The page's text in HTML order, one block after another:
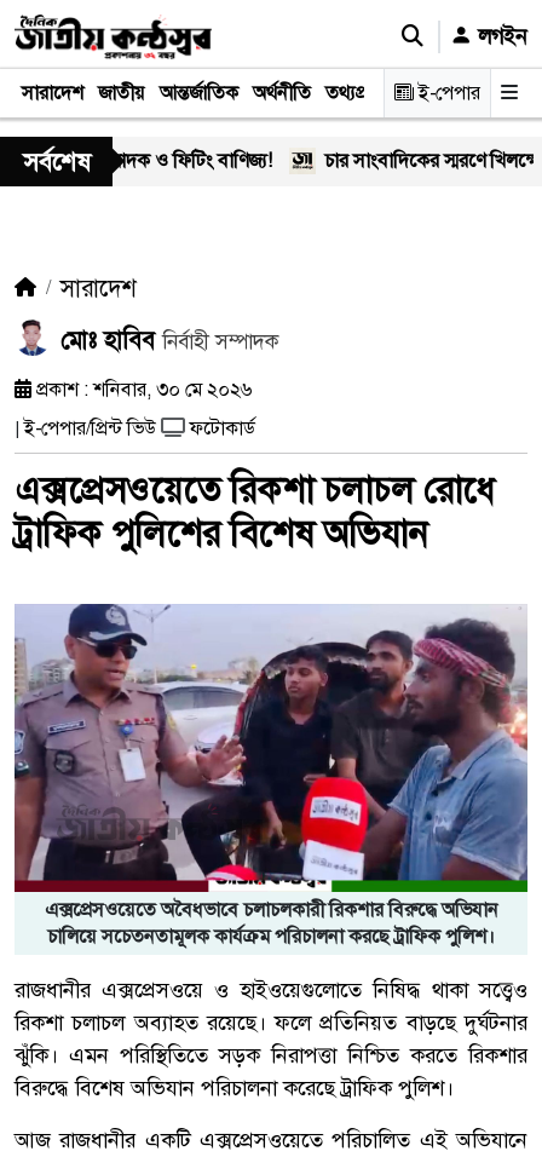
লগইন
সারাদেশ জাতীয় আন্তর্জাতিক অর্থনীতি তথ্যপ্রযুক্তি স্বাস্থ্য আইন-
ই-পেপার
সর্বশেষ
এর মাদক ও ফিটিং বাণিজ্য! চার সাংবাদিকের স্মরণে খিলক্ষেত
সারাদেশ
মোঃ হাবিবনির্বাহী সম্পাদক
প্রকাশ : শনিবার, ৩০ মে ২০২৬
| ই-পেপার/প্রিন্ট ভিউ ফটোকার্ড
এক্সপ্রেসওয়েতে রিকশা চলাচল রোধে
ট্রাফিক পুলিশের বিশেষ অভিযান
এক্সপ্রেসওয়েতে অবৈধভাবে চলাচলকারী রিকশার বিরুদ্ধে অভিযান
চালিয়ে সচেতনতামূলক কার্যক্রম পরিচালনা করছে ট্রাফিক পুলিশ।
রাজধানীর এক্সপ্রেসওয়ে ও হাইওয়েগুলোতে নিষিদ্ধ থাকা সত্ত্বেও
রিকশা চলাচল অব্যাহত রয়েছে। ফলে প্রতিনিয়ত বাড়ছে দুর্ঘটনার
ঝুঁকি। এমন পরিস্থিতিতে সড়ক নিরাপত্তা নিশ্চিত করতে রিকশার
বিরুদ্ধে বিশেষ অভিযান পরিচালনা করেছে ট্রাফিক পুলিশ।
আজ রাজধানীর একটি এক্সপ্রেসওয়েতে পরিচালিত এই অভিযানে